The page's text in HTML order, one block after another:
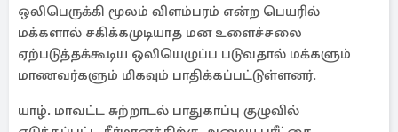
ஒலிபெருக்கி மூலம் விளம்பரம் என்ற பெயரில்
மக்களால் சகிக்கமுடியாத மன உளைச்சலை
ஏற்படுத்தக்கூடிய ஒலியெழுப்ப படுவதால் மக்களும்
மாணவர்களும் மிகவும் பாதிக்கப்பட்டுள்ளனர்.
யாழ். மாவட்ட சுற்றாடல் பாதுகாப்பு குழுவில்